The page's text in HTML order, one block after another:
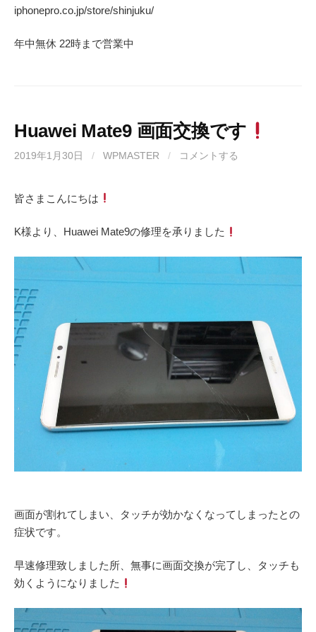
iphonepro.co.jp/store/shinjuku/
年中無休 22時まで営業中
Huawei Mate9 画面交換です
2019年1月30日 / WPMASTER / コメントする
皆さまこんにちは
K様より、Huawei Mate9の修理を承りました
画面が割れてしまい、タッチが効かなくなってしまったとの
症状です。
早速修理致しました所、無事に画面交換が完了し、タッチも
効くようになりました